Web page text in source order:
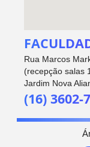
Rua Marcos
(recepção salas
Jardim Nova
(16) 3602-